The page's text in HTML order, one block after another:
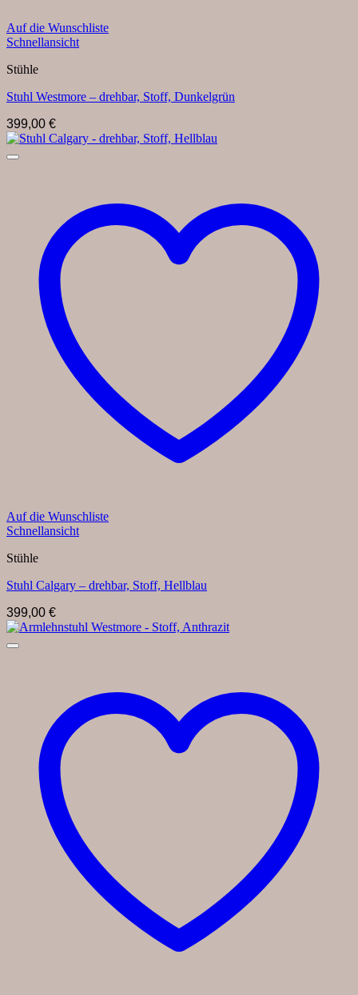
Auf die Wunschliste
Schnellansicht
Stühle
Stuhl Westmore – drehbar, Stoff, Dunkelgrün
399,00 €
Auf die Wunschliste
Schnellansicht
Stühle
Stuhl Calgary – drehbar, Stoff, Hellblau
399,00 €